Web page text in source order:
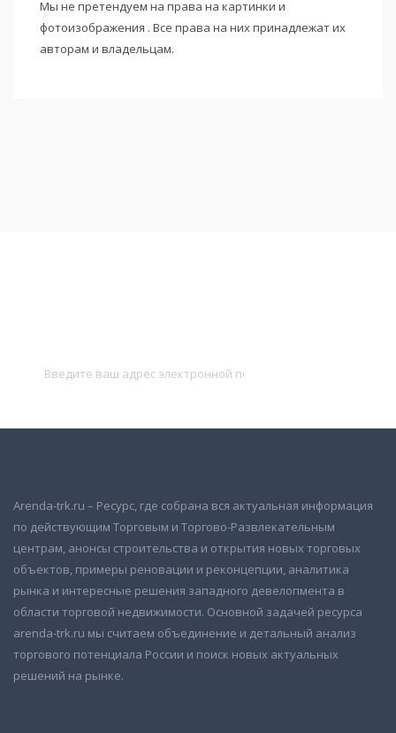
Мы не претендуем на права на картинки и
фотоизображения . Все права на них принадлежат их
авторам и владельцам.
Arenda-trk.ru – Ресурс, где собрана вся актуальная информация
по действующим Торговым и Торгово-Развлекательным
центрам, анонсы строительства и открытия новых торговых
объектов, примеры реновации и реконцепции, аналитика
рынка и интересные решения западного девелопмента в
области торговой недвижимости. Основной задачей ресурса
arenda-trk.ru мы считаем объединение и детальный анализ
торгового потенциала России и поиск новых актуальных
решений на рынке.